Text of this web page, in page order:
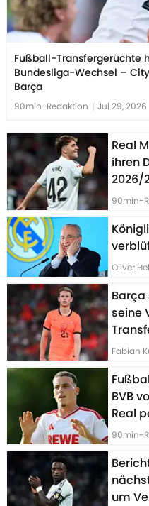
Fußball-Transfergerüchte
Bundesliga-Wechsel –
Barça
90min-Redaktion | Jul 29, 2026
Real
ihren
2026/
90min-
Oliver
Barça
seine
Fabian
BVB
Real
90min-
um